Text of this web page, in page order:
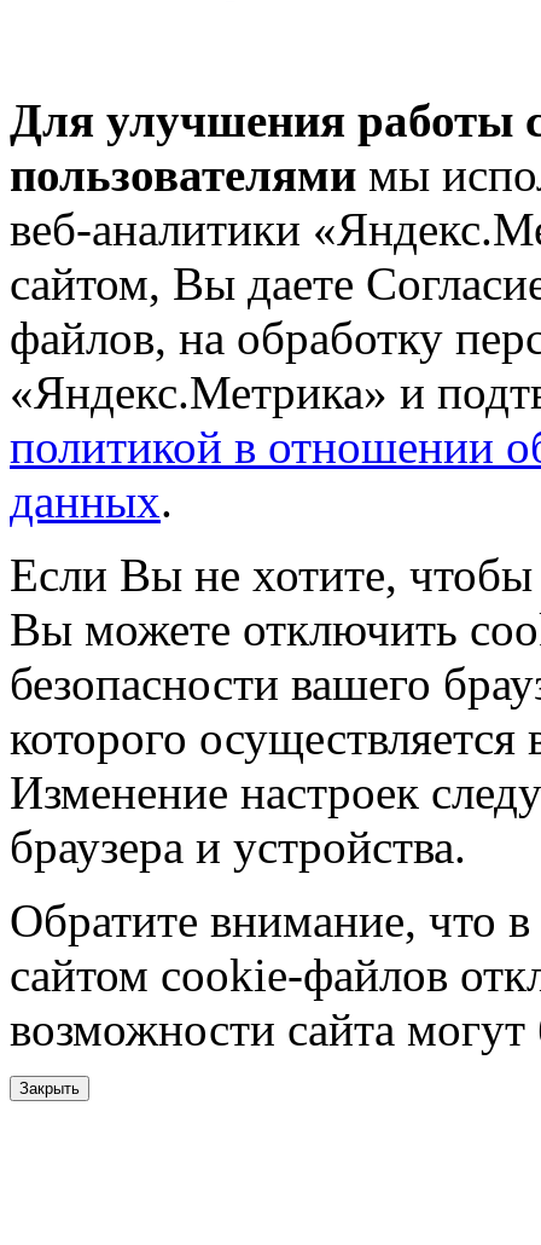
Для улучшения работы
пользователями мы
веб-аналитики
сайтом, Вы даете
файлов, на обработку
«Яндекс.Метрика» и
политикой в отношении
данных.
Если Вы не хотите,
Вы можете отключить
безопасности вашего
которого
Изменение настроек
браузера и устройства.
Обратите внимание, что в
сайтом cookie-файлов
возможности сайта
Закрыть